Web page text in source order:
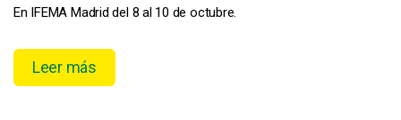
En IFEMA Madrid del 8 al 10 de octubre.
Leer más